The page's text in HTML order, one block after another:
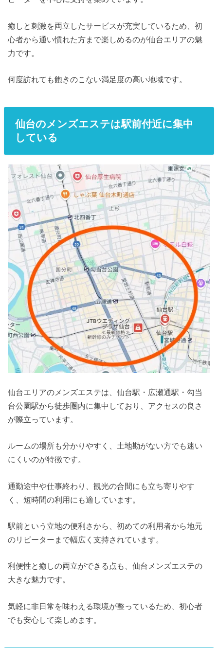
癒しと刺激を両立したサービスが充実しているため、初
心者から通い慣れた方まで楽しめるのが仙台エリアの魅
力です。
何度訪れても飽きのこない満足度の高い地域です。
仙台のメンズエステは駅前付近に集中
している
仙台エリアのメンズエステは、仙台駅・広瀬通駅・勾当
台公園駅から徒歩圏内に集中しており、アクセスの良さ
が際立っています。
ルームの場所も分かりやすく、土地勘がない方でも迷い
にくいのが特徴です。
通勤途中や仕事終わり、観光の合間にも立ち寄りやす
く、短時間の利用にも適しています。
駅前という立地の便利さから、初めての利用者から地元
のリピーターまで幅広く支持されています。
利便性と癒しの両立ができる点も、仙台メンズエステの
大きな魅力です。
気軽に非日常を味わえる環境が整っているため、初心者
でも安心して楽しめます。